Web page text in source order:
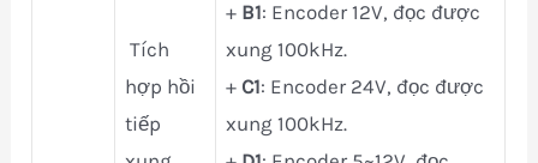
Tích
hợp hồi
tiếp
+ B1: Encoder 12V, đọc được
xung 100kHz.
+ C1: Encoder 24V, đọc được
xung 100kHz.